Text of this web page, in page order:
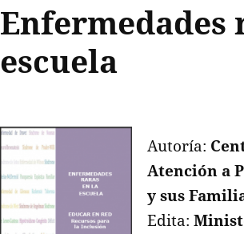
Enfermedades
escuela
Autoría:
Atención a
y sus
Edita: